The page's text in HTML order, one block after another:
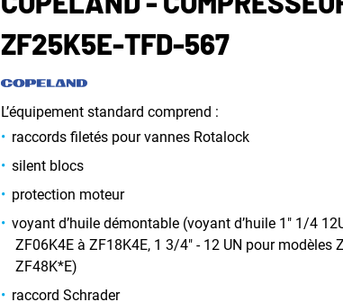
ZF25K5E-TFD-567
L’équipement standard comprend :
raccords filetés pour vannes Rotalock
silent blocs
protection moteur
voyant d’huile démontable (voyant d’huile 1" 1/4
ZF06K4E à ZF18K4E, 1 3/4" - 12 UN pour modèles
ZF48K*E)
raccord Schrader